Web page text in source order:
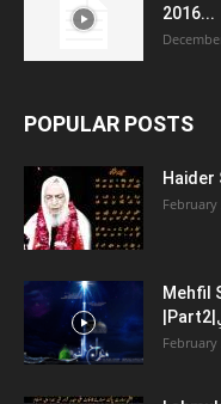
2016...
POPULAR POSTS
Haider
February
Mehfil
February